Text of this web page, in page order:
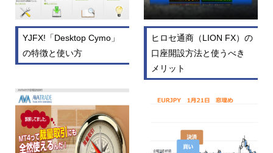
YJFX!「Desktop Cymo」
の特徴と使い方
ヒロセ通商（LION FX）の
口座開設方法と使うべき
メリット